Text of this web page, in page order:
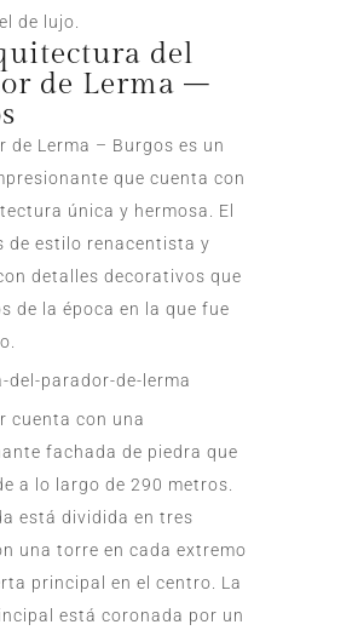
de lujo.
del
de Lerma –
de Lerma – Burgos es un
que cuenta con
única y hermosa. El
de estilo renacentista y
detalles decorativos que
de la época en la que fue
cuenta con una
fachada de piedra que
a lo largo de 290 metros.
está dividida en tres
una torre en cada extremo
principal en el centro. La
está coronada por un